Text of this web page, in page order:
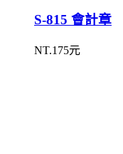
S-815 會計章
NT.175元